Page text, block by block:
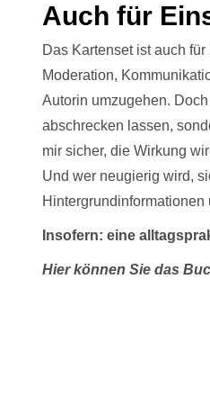
Auch für
Das Kartenset ist auch
Moderation,
Autorin umzugehen.
abschrecken lassen,
mir sicher, die Wirkung
Und wer neugierig wird,
Insofern: eine
Hier können Sie das